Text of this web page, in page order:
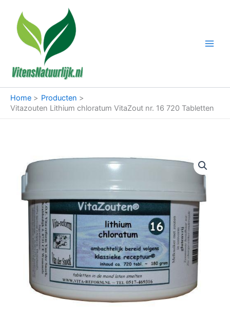
inhoud
Home
Producten
Vitazouten Lithium chloratum VitaZout nr. 16 720 Tabletten